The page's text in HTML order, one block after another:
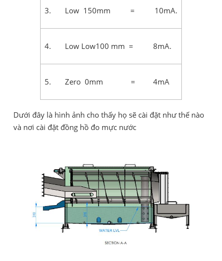
3. Low 150mm = 10mA.
4. Low Low100 mm = 8mA.
5. Zero 0mm = 4mA
Dưới đây là hình ảnh cho thấy họ sẽ cài đặt như thế nào
và nơi cài đặt đồng hồ đo mực nước